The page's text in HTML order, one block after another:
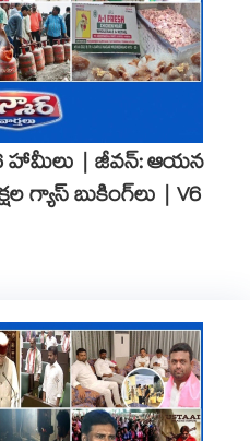
హామీలు | జీవన్: ఆయన
గ్యాస్ బుకింగ్‌లు | V6